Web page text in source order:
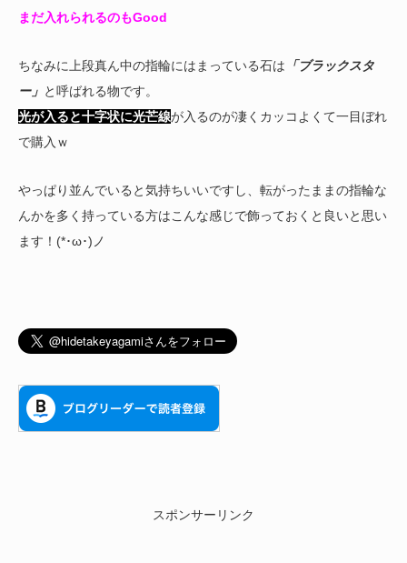
まだ入れられるのもGood
ちなみに上段真ん中の指輪にはまっている石は 「ブラックスタ
ー」 と呼ばれる物です。
光が入ると十字状に光芒線が入るのが凄くカッコよくて一目ぼれ
で購入ｗ
やっぱり並んでいると気持ちいいですし、転がったままの指輪な
んかを多く持っている方はこんな感じで飾っておくと良いと思い
ます！(*･ω･)ノ
スポンサーリンク